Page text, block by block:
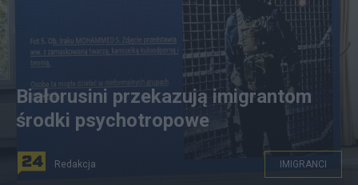
Białorusini przekazują imigrantom
środki psychotropowe
Redakcja IMIGRANCI